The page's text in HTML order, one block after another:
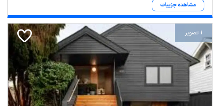
مشاهده جزییات
1 تصویر